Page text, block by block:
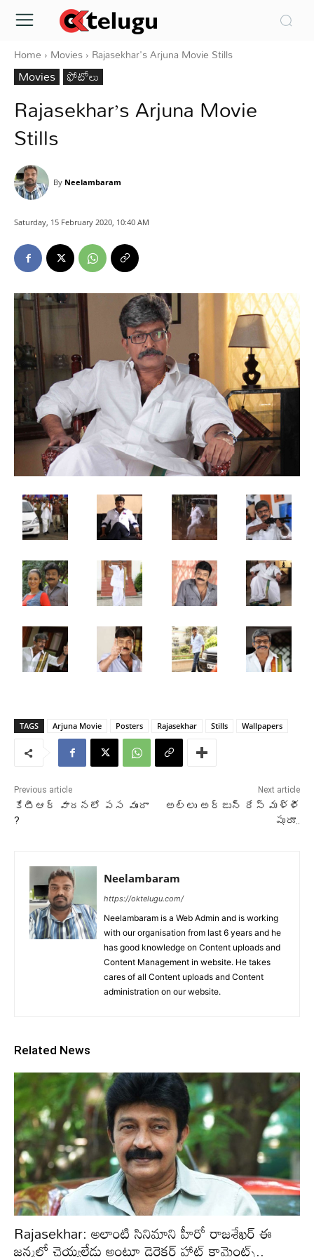
Home Movies Rajasekhar's Arjuna Movie Stills
Movies ఫోటోలు
Rajasekhar’s Arjuna Movie
Stills
By Neelambaram
Saturday, 15 February 2020, 10:40 AM
TAGS Arjuna Movie Posters Rajasekhar Stills Wallpapers
Previous article
కేటీఆర్ వాదనలో పస వుందా
?
Next article
అల్లు అర్జున్ రేస్ మళ్ళీ
షురూ..
Neelambaram
https://oktelugu.com/
Neelambaram is a Web Admin and is working
with our organisation from last 6 years and he
has good knowledge on Content uploads and
Content Management in website. He takes
cares of all Content uploads and Content
administration on our website.
Related News
Rajasekhar: అలాంటి సినిమాని హీరో రాజశేఖర్ ఈ
జన్మలో చెయ్యలేడు అంటూ డైరెక్టర్ హాట్ కామెంట్స్..